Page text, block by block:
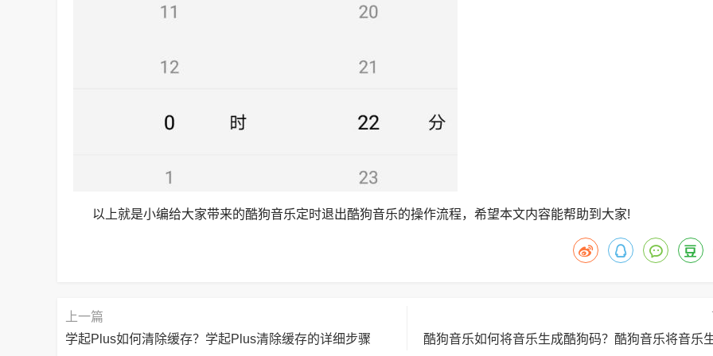
以上就是小编给大家带来的酷狗音乐定时退出酷狗音乐的操作流程，希望本文内容能帮助到大家!
上一篇
学起Plus如何清除缓存？学起Plus清除缓存的详细步骤